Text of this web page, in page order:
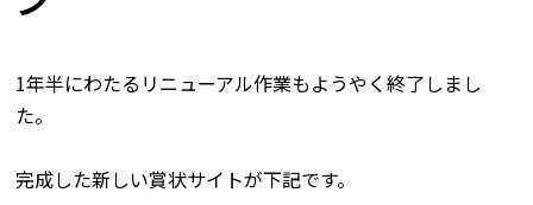
1年半にわたるリニューアル作業もようやく終了しまし
た。
完成した新しい賞状サイトが下記です。